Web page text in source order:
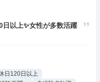
以上✨女性が多数活躍
日120日以上